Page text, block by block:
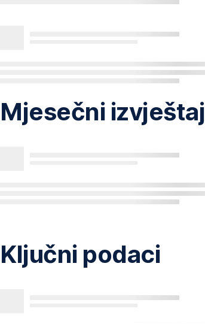
Mjesečni izvještaj
Ključni podaci